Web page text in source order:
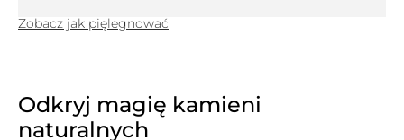
Zobacz jak pięlegnować
Odkryj magię kamieni
naturalnych